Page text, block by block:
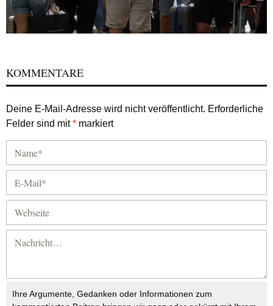
KOMMENTARE
Deine E-Mail-Adresse wird nicht veröffentlicht. Erforderliche
Felder sind mit* markiert
Ihre Argumente, Gedanken oder Informationen zum